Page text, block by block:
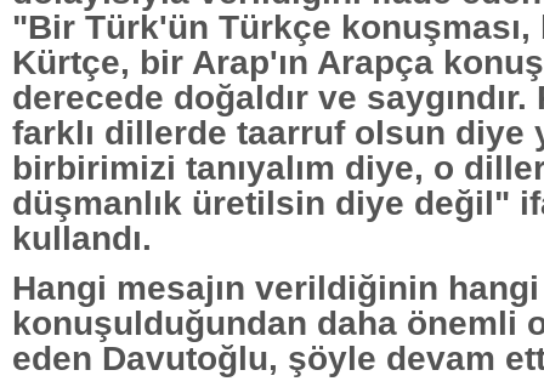
"Bir Türk'ün Türkçe
Kürtçe, bir Arap'ın Arapça
derecede doğaldır ve
farklı dillerde taarruf olsun diye
birbirimizi tanıyalım diye, o
düşmanlık üretilsin diye değil"
kullandı.
Hangi mesajın verildiğinin
konuşulduğundan daha önemli
eden Davutoğlu, şöyle devam